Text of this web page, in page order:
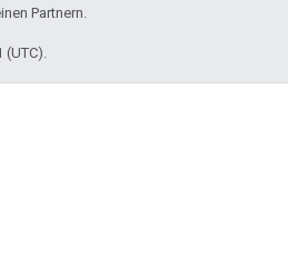
Partnern.
(UTC).